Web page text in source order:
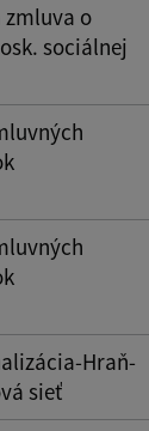
zmluva o
sociálnej
Hraň-
sieť